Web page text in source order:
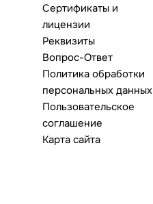
Сертификаты и
лицензии
Реквизиты
Вопрос-Ответ
Политика обработки
персональных данных
Пользовательское
соглашение
Карта сайта